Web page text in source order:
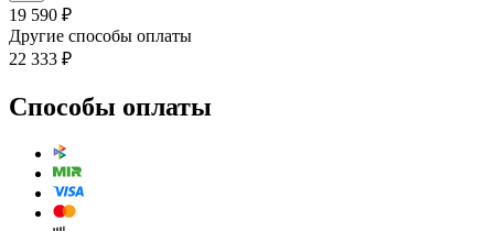
19 590 ₽
Другие способы оплаты
22 333 ₽
Способы оплаты